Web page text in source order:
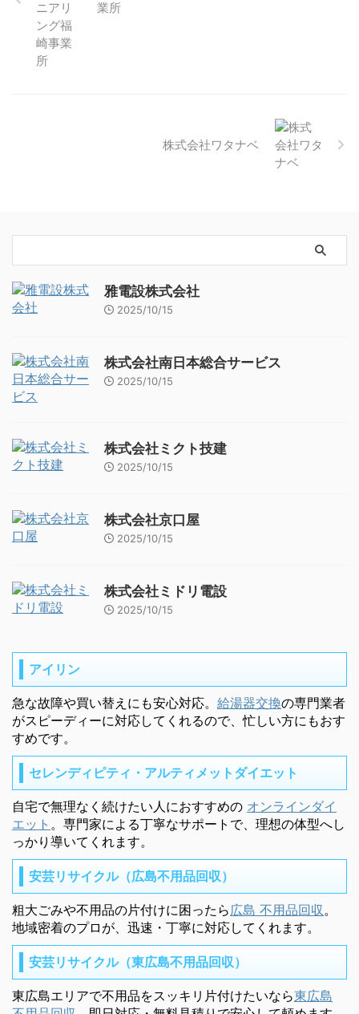
業所
株式会社ワタナベ
雅電設株式会社
2025/10/15
株式会社南日本総合サービス
2025/10/15
株式会社ミクト技建
2025/10/15
株式会社京口屋
2025/10/15
株式会社ミドリ電設
2025/10/15
アイリン
急な故障や買い替えにも安心対応。 給湯器交換の専門業者
がスピーディーに対応してくれるので、忙しい方にもおす
すめです。
セレンディピティ・アルティメットダイエット
自宅で無理なく続けたい人におすすめの オンラインダイ
エット 。専門家による丁寧なサポートで、理想の体型へし
っかり導いてくれます。
安芸リサイクル（広島不用品回収）
粗大ごみや不用品の片付けに困ったら 広島 不用品回収 。
地域密着のプロが、迅速・丁寧に対応してくれます。
安芸リサイクル（東広島不用品回収）
東広島エリアで不用品をスッキリ片付けたいなら東広島